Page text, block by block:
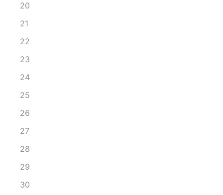
20
21
22
23
24
25
26
27
28
29
30